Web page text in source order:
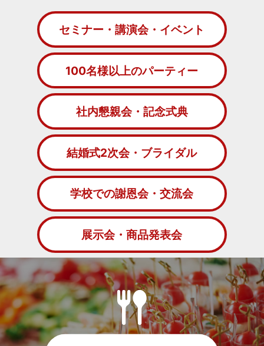
セミナー・講演会・イベント
100名様以上のパーティー
社内懇親会・記念式典
結婚式2次会・ブライダル
学校での謝恩会・交流会
展示会・商品発表会